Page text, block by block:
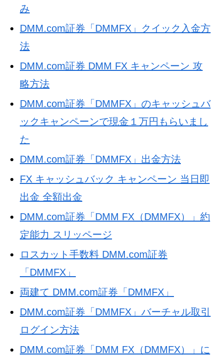
み
DMM.com証券「DMMFX」クイック入金方
法
DMM.com証券 DMM FX キャンペーン 攻
略方法
DMM.com証券「DMMFX」のキャッシュバ
ックキャンペーンで現金１万円もらいまし
た
DMM.com証券「DMMFX」出金方法
FX キャッシュバック キャンペーン 当日即
出金 全額出金
DMM.com証券「DMM FX（DMMFX）」約
定能力 スリッページ
ロスカット手数料 DMM.com証券
「DMMFX」
両建て DMM.com証券「DMMFX」
DMM.com証券「DMMFX」バーチャル取引
ログイン方法
DMM.com証券「DMM FX（DMMFX）」に